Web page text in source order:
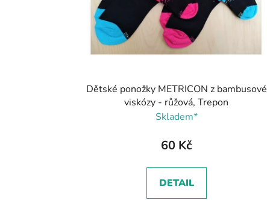
Dětské ponožky METRICON z bambusové
viskózy - růžová, Trepon
Skladem*
60 Kč
DETAIL